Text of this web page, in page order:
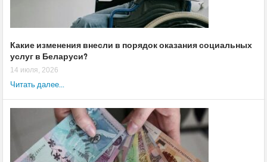
Какие изменения внесли в порядок оказания социальных
услуг в Беларуси?
14 июля, 2026
Читать далее...